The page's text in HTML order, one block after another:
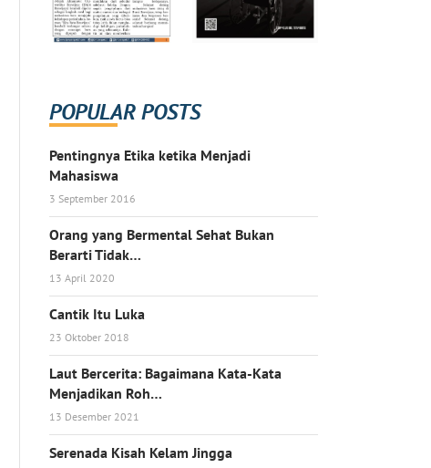
POPULAR POSTS
Pentingnya Etika ketika Menjadi
Mahasiswa
3 September 2016
Orang yang Bermental Sehat Bukan
Berarti Tidak…
13 April 2020
Cantik Itu Luka
23 Oktober 2018
Laut Bercerita: Bagaimana Kata-Kata
Menjadikan Roh…
13 Desember 2021
Serenada Kisah Kelam Jingga